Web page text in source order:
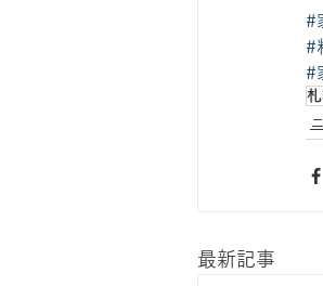
#
#
#
最新記事